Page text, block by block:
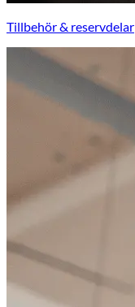
Tillbehör & reservdelar